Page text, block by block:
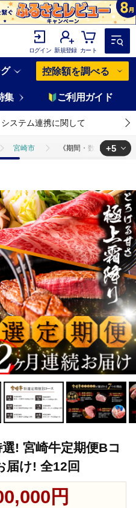
ログイン 新規登録 カート
控除額を調べる
集 ご利用ガイド
ステム連携に関して
宮崎市 《期間・数量限定》
・数量限定》特選! 宮崎牛定期便Bコー
《期間・数量限定》特選! 宮崎
キ(牛肉) 《期間・数量限定》特
き(牛肉) 《期間・数量限定》特
+5
選! 宮崎牛定期便Bコ
届け! 全12回
円